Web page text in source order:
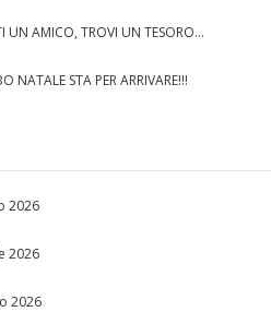
UN AMICO, TROVI UN TESORO…
NATALE STA PER ARRIVARE!!!
2026
2026
2026